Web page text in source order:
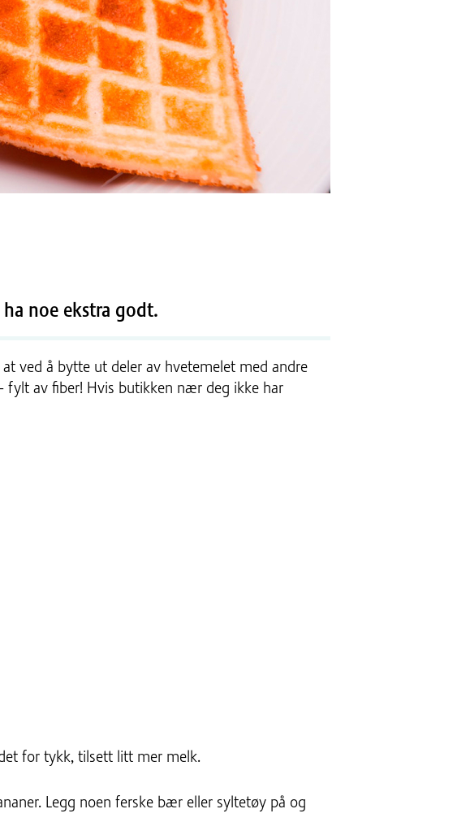
noe ekstra godt.
ved å bytte ut deler av hvetemelet med andre
fylt av fiber! Hvis butikken nær deg ikke har
for tykk, tilsett litt mer melk.
Legg noen ferske bær eller syltetøy på og